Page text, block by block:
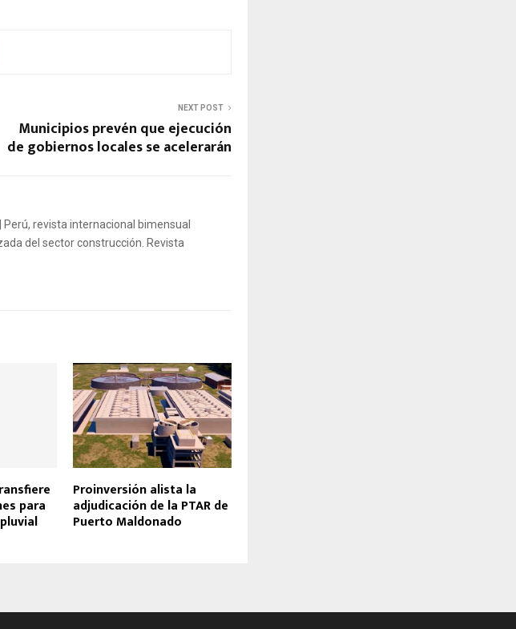
NEXT POST
Municipios prevén que ejecución
de gobiernos locales se acelerarán
Perú, revista internacional bimensual
del sector construcción. Revista
para
Proinversión alista la
adjudicación de la PTAR de
Puerto Maldonado